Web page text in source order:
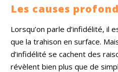
Les causes
Lorsqu’on parle d’infidélité, il
que la trahison en surface.
d’infidélité se cachent des
révèlent bien plus que de